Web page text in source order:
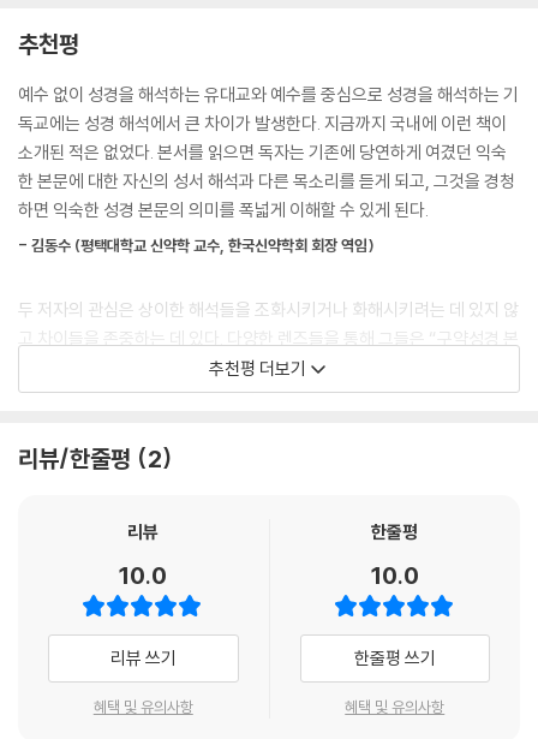
구절로 시작하고 이어서 뒤로 돌아가 그 인용구를 그것의 원래의 맥락에서
문제가 된다)뿐만 아니라 그 원래의 텍스트가 언제 어떻게 쓰였는지도 결
정하기 위해 최선을 다한다. 이어서 우리는 그 구절들이 70인역(히브리어
텍스트의 그리스어 번역본)과 사해 두루마리(사해 근처에서 발견되었고
기원전 4-3세기부터 기원후 2세기까지 작성된 것으로 추정되는, 성경 텍
스트와 성경이 아닌 텍스트들의 두루마리들과 파편들) 같은 신약성경 이
전 및 동시대의 유대교 자료들에서 어떤 의미였는지를 살펴본다. 이 지점
에서 다른 해석을 제시하는지 보여준다. 다음 단계로는 후대의 선택된 유
대교 텍스트들을 살펴볼 것이다. 그중 일부는 신약성경의 해석과 관련을
맺는데 대체로 신약성경에 호의적이지 않다. 몇몇 경우에 우리는 그 텍스
트들이 초기 그리스도인, 즉 신약성경 후 전통에서 어떻게 해석되었는지
이 고대의 구절들에서 오늘날 무엇을 배울 수 있는지 검토함으로써 마무리
한다. 우리는 기원전 첫 번째 천년기 초부터 기원후 1세기와 21세기까지 연
그리스 정교회 같은 동방 예전 교회들은 오늘날까지 히브리 성경이 아니라
70인역을 정경으로 여긴다. 그리스어를 사용하는 유대인 공동체들은 기
독교의 주장과 싸우기 위해 히브리 성경에 좀 더 가까운 새로운 그리스어
번역본을 만들었다. 후에 유대인들은 예전 목적상 그들의 신성한 텍스트들
은 원래의 히브리어(아람어)로 남아야 한다고 결정했다. 이에 반해 기독교
교회들은 예배 때 다양한 자국어 번역본을 사용한다. 우리의 견해로는 성
이러한 현실에서 수용사를 연구하는 유대인 출신 구약 성서학자인 브레틀
러와 신약 성서학자인 레빈이 팀을 이루어 이스라엘의 경전으로부터 신약
성경에 중요한, 잘 알려진 10개의 구절 또는 주제들을 선택하여 그것들을
심층적으로 조사한다. 이 책의 중심적인 장들 각각은 다음과 같은 세 가지
질문을 한다. 그 텍스트가 고대 이스라엘의 원래 맥락에서 무엇을 의미했
컨대 사해 두루마리, 1세기 역사가 요세푸스, 1세기 철학자 필론)부터 랍비
은 그런 동일한 텍스트들을 어떻게 이해하는가?
브레틀러와 레빈은 어떻게 한 가지 해석이 옳고 다른 해석이 그른지 보여
주려고 하지 않고 오히려 어떻게 이런 해석들이 발달했는지, 성경의 저자
일리가 있는지, 그것들이 어떻게 필연적으로 부분적인지를 보여주려고 한
종종 무의식적으로 그렇게 한다. 저자들은 또한 유대교와 기독교의 몇몇
해석의 변증적 함의를 인정하면서 각각의 텍스트나 주제에 대해 “역사와
신학에 대한 우리의 지식에 비추어 또한 다른 전통들에 대한 우리의 헌신
과 존중에 비추어 우리가 그것들에 관해 뭐라 말할 수 있는가?”라는 질문
을 하며 이 접근법을 통해 변증이 가능성으로 변할 수 있음을 보여주려고
한다.
추천평
예수 없이 성경을 해석하는 유대교와 예수를 중심으로 성경을 해석하는 기
독교에는 성경 해석에서 큰 차이가 발생한다. 지금까지 국내에 이런 책이
소개된 적은 없었다. 본서를 읽으면 독자는 기존에 당연하게 여겼던 익숙
한 본문에 대한 자신의 성서 해석과 다른 목소리를 듣게 되고, 그것을 경청
하면 익숙한 성경 본문의 의미를 폭넓게 이해할 수 있게 된다.
- 김동수 (평택대학교 신약학 교수, 한국신약학회 회장 역임)
두 저자의 관심은 상이한 해석들을 조화시키거나 화해시키려는 데 있지 않
고 차이들을 존중하는 데 있다. 다양한 렌즈들을 통해 그들은 “구약성경 본
문의 원의 회복”을 시도하며 “그 원의가 신약성경에서 어떻게 확장적으로
혹은 기독론적으로 해석”되는지를 보여주려고 한다. 그들은 서로 다르다
르도록 돕는다.
믿는 이들의 노력은 높이 평가할 만하다. 이 책은 반박이 아닌 대화를, 오해
가 아닌 이해를, 무시가 아닌 존중을 지향한다. 신학자로서의 유연함과 정
직함이 고스란히 느껴진다. 설득력 있는 언어, 배려와 이해의 진심, 그리고
각자의 전통에 대한 깊은 존중이 담긴 이 책은, 독자가 성경을 더 넓은 시야
로 바라보게 만든다. 아마 신앙은 성서보다 더 크고 넓은 그 무엇일지도 모
추천평 더보기
리뷰/한줄평 2
리뷰
10.0
리뷰 쓰기
혜택 및 유의사항
한줄평
10.0
한줄평 쓰기
혜택 및 유의사항